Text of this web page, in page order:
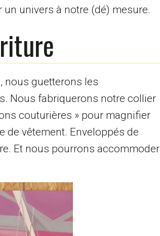
univers à notre (dé) mesure.
nous guetterons les
Nous fabriquerons notre collier
couturières » pour magnifier
de vêtement. Enveloppés de
Et nous pourrons accommoder